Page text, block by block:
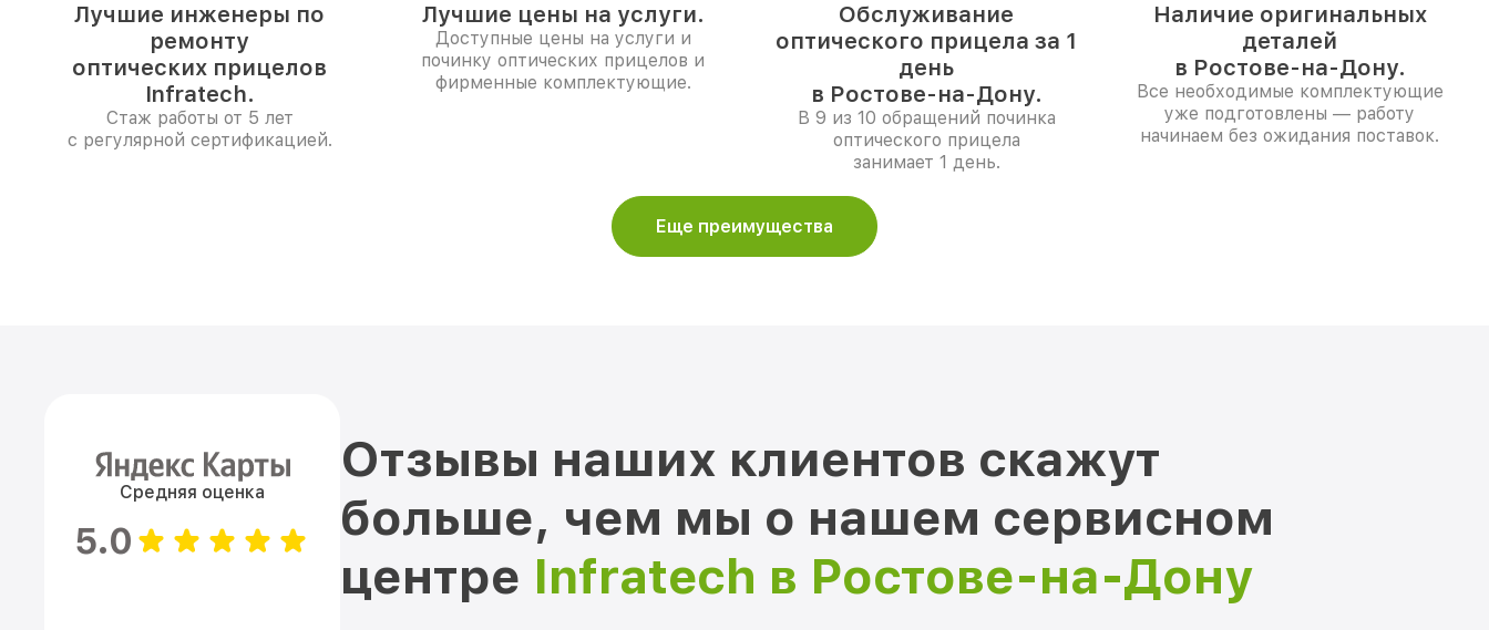
Лучшие инженеры по
ремонту
оптических прицелов
Infratech.
Стаж работы от 5 лет
с регулярной сертификацией.
Лучшие цены на услуги.
Доступные цены на услуги и
починку оптических прицелов и
фирменные комплектующие.
Обслуживание
оптического прицела за 1
день
в Ростове-на-Дону.
В 9 из 10 обращений починка
оптического прицела
занимает 1 день.
Наличие оригинальных
деталей
в Ростове-на-Дону.
Все необходимые комплектующие
уже подготовлены — работу
начинаем без ожидания поставок.
Еще преимущества
Средняя оценка
5.0
Отзывы наших клиентов скажут
больше, чем мы о нашем сервисном
центре Infratech в Ростове-на-Дону